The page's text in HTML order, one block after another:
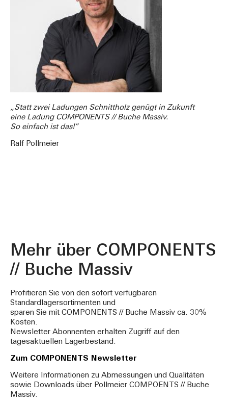
„Statt zwei Ladungen Schnittholz genügt in Zukunft
eine Ladung COMPONENTS // Buche Massiv.
So einfach ist das!”
Ralf Pollmeier
Mehr über COMPONENTS
// Buche Massiv
Profitieren Sie von den sofort verfügbaren
Standardlagersortimenten und
sparen Sie mit COMPONENTS // Buche Massiv ca. 30%
Kosten.
Newsletter Abonnenten erhalten Zugriff auf den
tagesaktuellen Lagerbestand.
Zum COMPONENTS Newsletter
Weitere Informationen zu Abmessungen und Qualitäten
sowie Downloads über Pollmeier COMPOENTS // Buche
Massiv.